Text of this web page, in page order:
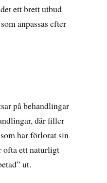
ett brett utbud
anpassas efter
på behandlingar
där filler
har förlorat sin
ofta ett naturligt
ut.